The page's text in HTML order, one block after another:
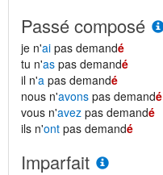
Passé composé
je n'ai pas demandé
tu n'as pas demandé
il n'a pas demandé
nous n'avons pas demandé
vous n'avez pas demandé
ils n'ont pas demandé
Imparfait